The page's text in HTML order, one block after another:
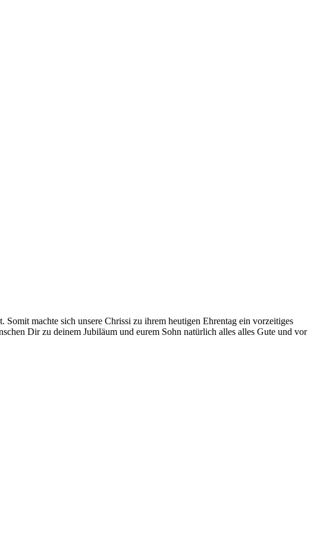
machte sich unsere Chrissi zu ihrem heutigen Ehrentag ein vorzeitiges
Dir zu deinem Jubiläum und eurem Sohn natürlich alles alles Gute und vor